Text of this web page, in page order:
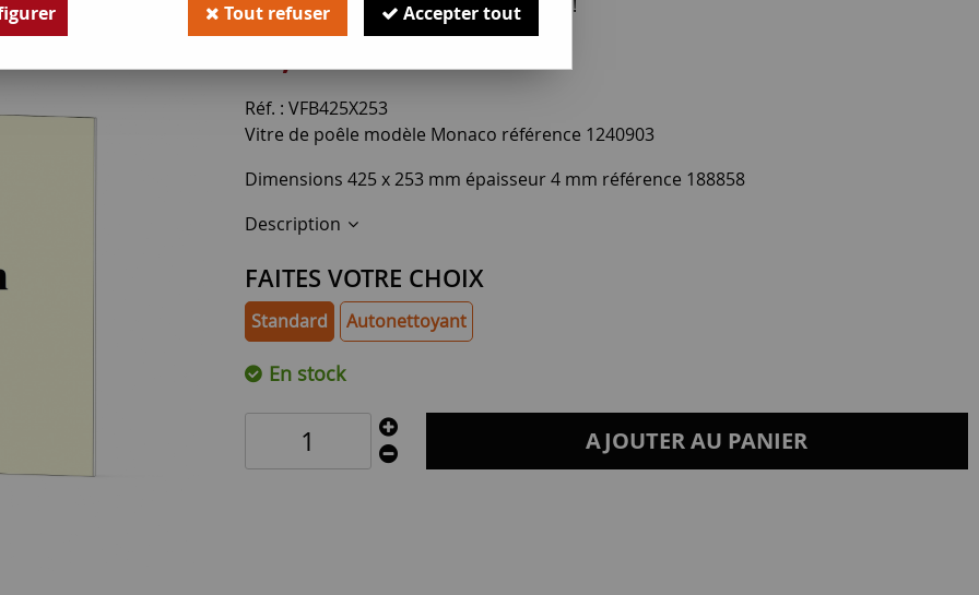
Soyez le premier à donner votre avis !
55,00€TTC
Réf. : VFB425X253
Vitre de poêle modèle Monaco référence 1240903
Dimensions 425 x 253 mm épaisseur 4 mm référence 188858
Description
FAITES VOTRE CHOIX
Standard Autonettoyant
En stock
AJOUTER AU PANIER
Tout refuser Accepter tout